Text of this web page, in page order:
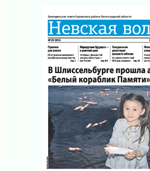
01 августа 2026
Не женское это дело...уверены?
01 августа 2026
Все силы в кулак
01 августа 2026
Айда на пляж!
01 августа 2026
Один в поле — не воин
01 августа 2026
Пик топливного кризиса в
31 июля 2026
О мужестве, долге и стойкости
31 июля 2026